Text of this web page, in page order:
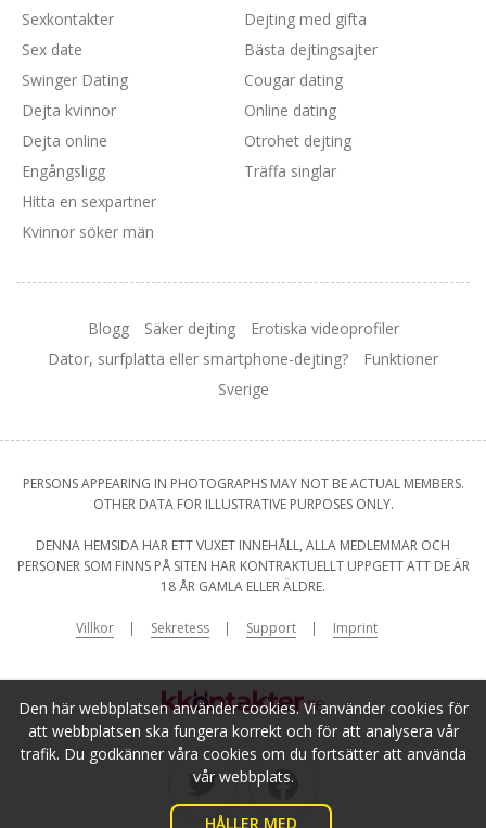
Den här webbplatsen använder cookies. Vi använder cookies för
att webbplatsen ska fungera korrekt och för att analysera vår
trafik. Du godkänner våra cookies om du fortsätter att använda
vår webbplats.
HÅLLER MED
Sexkontakter
Sex date
Swinger Dating
Dejting med gifta
Bästa dejtingsajter
Cougar dating
Dejta kvinnor
Dejta online
Engångsligg
Hitta en sexpartner
Kvinnor söker män
Online dating
Otrohet dejting
Träffa singlar
Blogg Säker dejting
Erotiska videoprofiler
Dator, surfplatta eller smartphone-dejting?
Funktioner
Sverige
PERSONS APPEARING IN PHOTOGRAPHS MAY NOT BE ACTUAL MEMBERS.
OTHER DATA FOR ILLUSTRATIVE PURPOSES ONLY.
DENNA HEMSIDA HAR ETT VUXET INNEHÅLL, ALLA MEDLEMMAR OCH
PERSONER SOM FINNS PÅ SITEN HAR KONTRAKTUELLT UPPGETT ATT DE ÄR
18 ÅR GAMLA ELLER ÄLDRE.
Villkor Sekretess Support Imprint